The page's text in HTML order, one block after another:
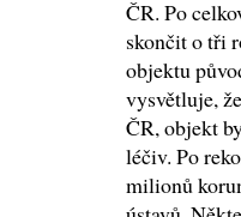
ČR. Po
skončit o tři
objektu
vysvětluje,
ČR, objekt
léčiv. Po
milionů